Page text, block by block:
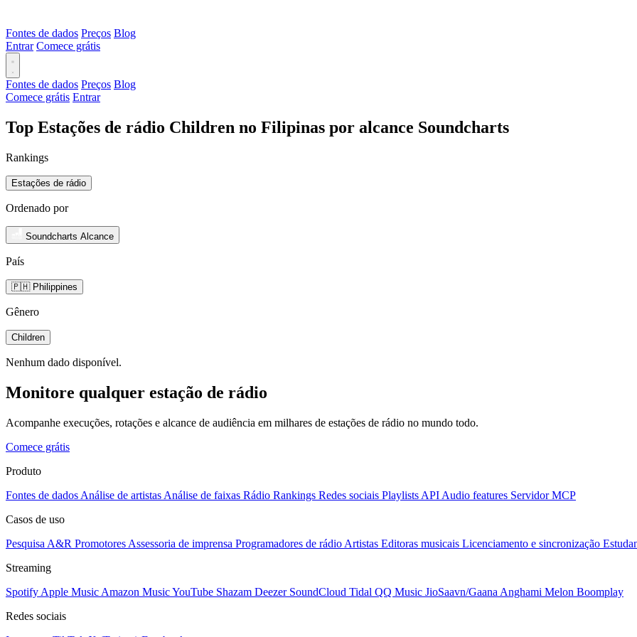
Fontes de dados Preços Blog
Entrar Comece grátis
Fontes de dados Preços Blog
Comece grátis Entrar
Top Estações de rádio Children no Filipinas por alcance Soundcharts
Rankings
Estações de rádio
Ordenado por
Soundcharts Alcance
País
🇵🇭 Philippines
Gênero
Children
Nenhum dado disponível.
Monitore qualquer estação de rádio
Acompanhe execuções, rotações e alcance de audiência em milhares de estações de rádio no mundo todo.
Comece grátis
Produto
Fontes de dados Análise de artistas Análise de faixas Rádio Rankings Redes sociais Playlists API Audio features Servidor MCP
Casos de uso
Pesquisa A&R Promotores Assessoria de imprensa Programadores de rádio Artistas Editoras musicais Licenciamento e sincronização
Streaming
Spotify Apple Music Amazon MusicYouTube Shazam Deezer SoundCloud Tidal QQ Music JioSaavn/Gaana Anghami Melon Boomplay
Redes sociais